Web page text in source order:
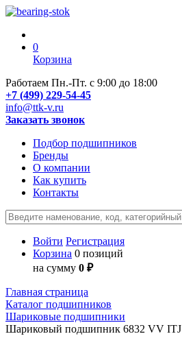
0
Корзина
Работаем Пн.-Пт. с 9:00 до 18:00
+7 (499) 229-54-45
info@ttk-v.ru
Заказать звонок
Подбор подшипников
Бренды
О компании
Как купить
Контакты
Войти Регистрация
Корзина 0 позиций
на сумму 0 ₽
Главная страница
Каталог подшипников
Шариковые подшипники
Шариковый подшипник 6832 VV ITJ